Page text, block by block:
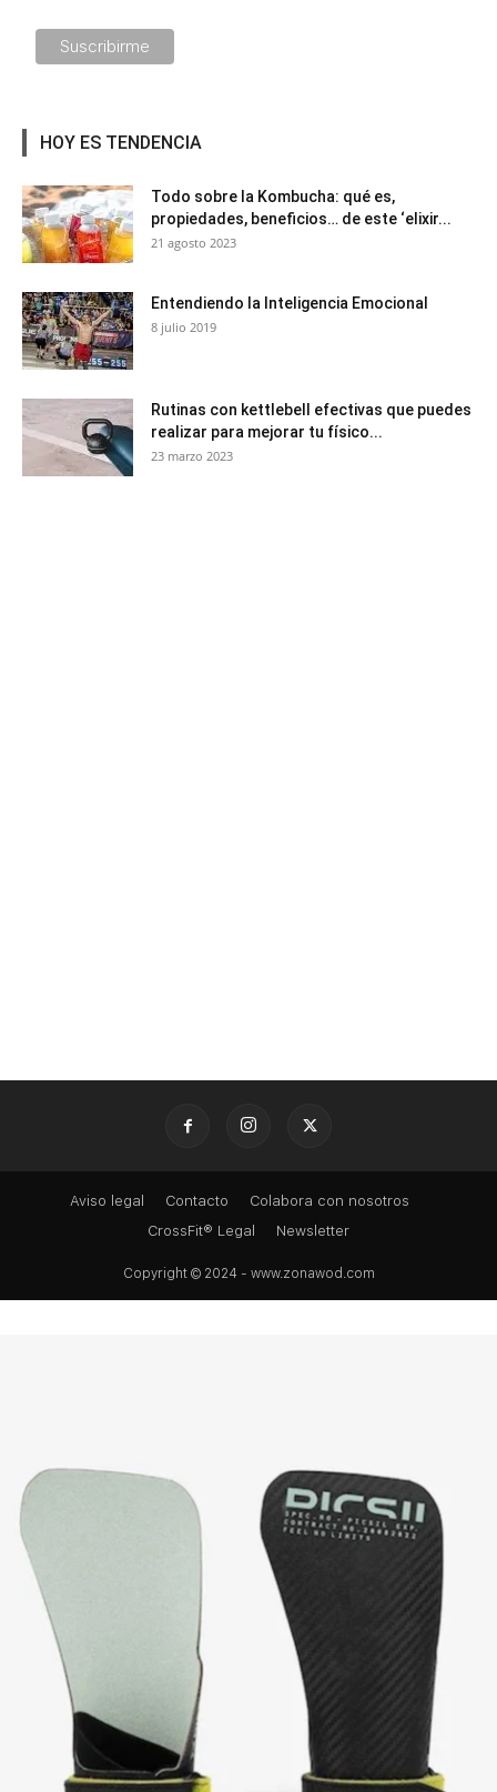
HOY ES TENDENCIA
Todo sobre la Kombucha: qué es,
propiedades, beneficios… de este ‘elixir...
21 agosto 2023
Entendiendo la Inteligencia Emocional
8 julio 2019
Rutinas con kettlebell efectivas que puedes
realizar para mejorar tu físico...
23 marzo 2023
Aviso legal Contacto
Colabora con nosotros
CrossFit® Legal
Newsletter
Copyright © 2024 - www.zonawod.com